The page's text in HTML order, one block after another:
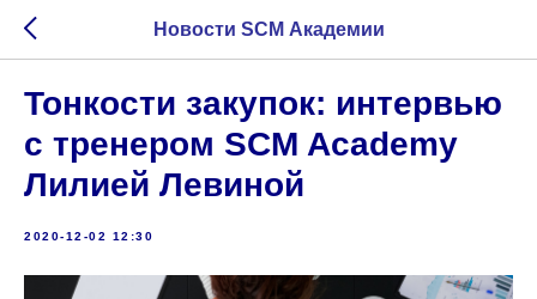
Новости SCM Академии
Тонкости закупок: интервью
с тренером SCM Academy
Лилией Левиной
2020-12-02 12:30